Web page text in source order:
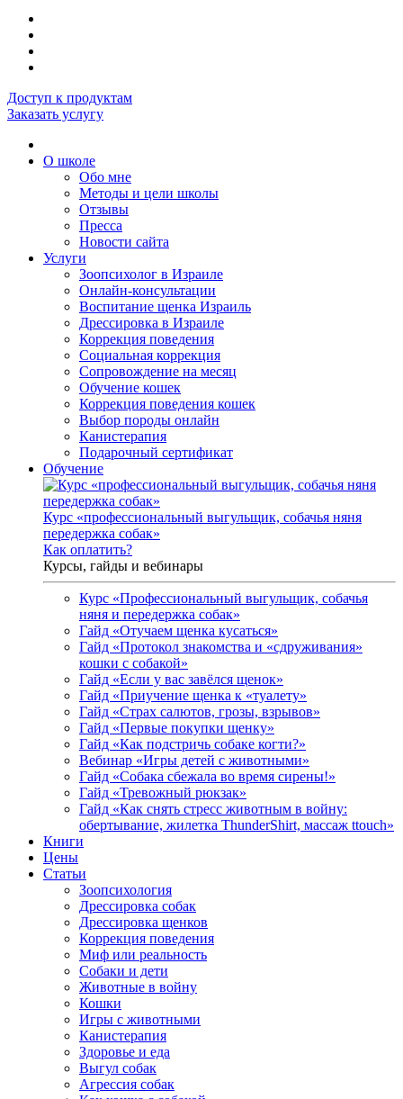
Доступ к продуктам
Заказать услугу
О школе
Обо мне
Методы и цели школы
Отзывы
Пресса
Новости сайта
Услуги
Зоопсихолог в Израиле
Онлайн-консультации
Воспитание щенка Израиль
Дрессировка в Израиле
Коррекция поведения
Социальная коррекция
Сопровождение на месяц
Обучение кошек
Коррекция поведения кошек
Выбор породы онлайн
Канистерапия
Подарочный сертификат
Обучение
Курс «профессиональный выгульщик, собачья няня
передержка собак»
Как оплатить?
Курсы, гайды и вебинары
Курс «Профессиональный выгульщик, собачья
няня и передержка собак»
Гайд «Отучаем щенка кусаться»
Гайд «Протокол знакомства и «сдруживания»
кошки с собакой»
Гайд «Если у вас завёлся щенок»
Гайд «Приучение щенка к «туалету»
Гайд «Страх салютов, грозы, взрывов»
Гайд «Первые покупки щенку»
Гайд «Как подстричь собаке когти?»
Вебинар «Игры детей с животными»
Гайд «Собака сбежала во время сирены!»
Гайд «Тревожный рюкзак»
Гайд «Как снять стресс животным в войну:
обертывание, жилетка ThunderShirt, массаж ttouch»
Книги
Цены
Статьи
Зоопсихология
Дрессировка собак
Дрессировка щенков
Коррекция поведения
Миф или реальность
Собаки и дети
Животные в войну
Кошки
Игры с животными
Канистерапия
Здоровье и еда
Выгул собак
Агрессия собак